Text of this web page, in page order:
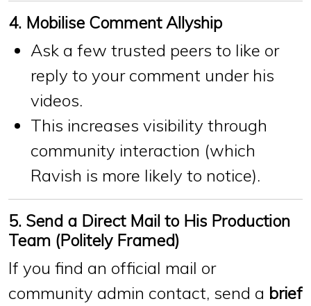
4. Mobilise Comment Allyship
Ask a few trusted peers to like or
reply to your comment under his
videos.
This increases visibility through
community interaction (which
Ravish is more likely to notice).
5. Send a Direct Mail to His Production
Team (Politely Framed)
If you find an official mail or
community admin contact, send a brief